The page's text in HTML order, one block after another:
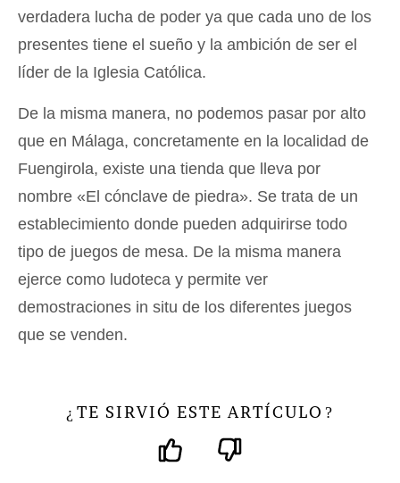
verdadera lucha de poder ya que cada uno de los
presentes tiene el sueño y la ambición de ser el
líder de la Iglesia Católica.
De la misma manera, no podemos pasar por alto
que en Málaga, concretamente en la localidad de
Fuengirola, existe una tienda que lleva por
nombre «El cónclave de piedra». Se trata de un
establecimiento donde pueden adquirirse todo
tipo de juegos de mesa. De la misma manera
ejerce como ludoteca y permite ver
demostraciones in situ de los diferentes juegos
que se venden.
¿ TE SIRVIÓ ESTE ARTÍCULO ?